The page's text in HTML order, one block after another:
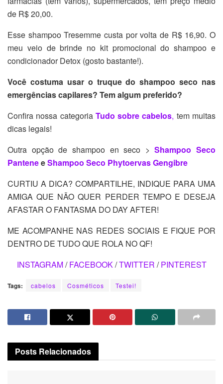
de R$ 20,00.
Esse shampoo Tresemme custa por volta de R$ 16,90. O
meu veio de brinde no kit promocional do shampoo e
condicionador Detox (gosto bastante!).
Você costuma usar o truque do shampoo seco nas
emergências capilares? Tem algum preferido?
Confira nossa categoria Tudo sobre cabelos, tem muitas
dicas legais!
Outra opção de shampoo en seco >Shampoo Seco
PanteneeShampoo Seco Phytoervas Gengibre
CURTIU A DICA? COMPARTILHE, INDIQUE PARA UMA
AMIGA QUE NÃO QUER PERDER TEMPO E DESEJA
AFASTAR O FANTASMA DO DAY AFTER!
ME ACOMPANHE NAS REDES SOCIAIS E FIQUE POR
DENTRO DE TUDO QUE ROLA NO QF!
INSTAGRAM/FACEBOOK/TWITTER /PINTEREST
Tags: cabelos Cosméticos Testei!
Posts Relacionados